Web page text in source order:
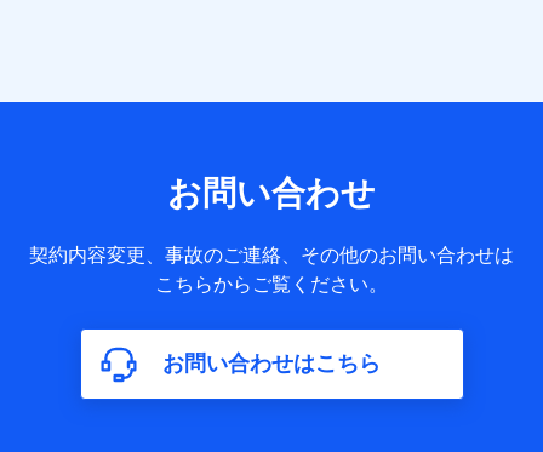
送信履歴などの情報）が含まれます。
約に関する情報。例として、保険契約者及び被保険者の氏
名、住所、生年月日、性別、保険契約者と被保険者の関係、
保険加入の目的、保険商品の内容、保険料、保険料のお支払
年数などの情報、ペットの種類や年齢などの情報などが含ま
れます。
【共同して利用する者の範囲】
お問い合わせ
契約内容変更、事故のご連絡、その他のお問い合わせは
こちらからご覧ください。
お問い合わせはこちら